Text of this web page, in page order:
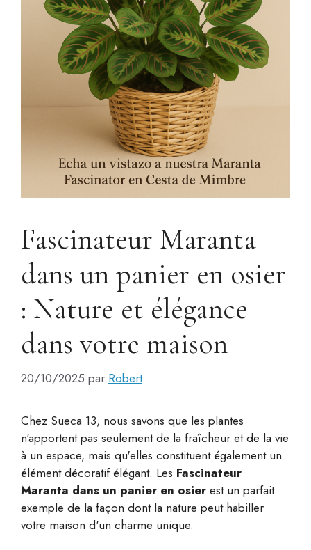
Fascinateur Maranta
dans un panier en osier
: Nature et élégance
dans votre maison
20/10/2025 par Robert
Chez Sueca 13, nous savons que les plantes
n'apportent pas seulement de la fraîcheur et de la vie
à un espace, mais qu'elles constituent également un
élément décoratif élégant. Les Fascinateur
Maranta dans un panier en osier est un parfait
exemple de la façon dont la nature peut habiller
votre maison d'un charme unique.